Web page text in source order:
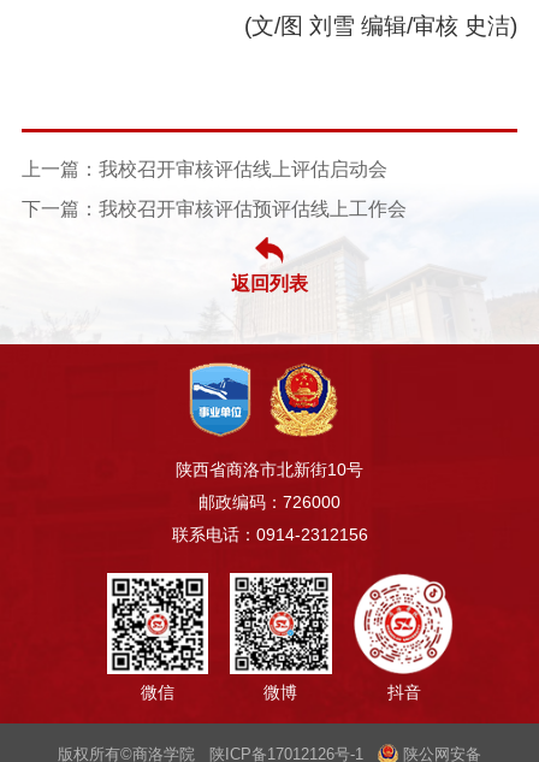
(文/图 刘雪 编辑/审核 史洁)
上一篇：我校召开审核评估线上评估启动会
下一篇：我校召开审核评估预评估线上工作会
返回列表
陕西省商洛市北新街10号
邮政编码：726000
联系电话：0914-2312156
微信 微博 抖音
版权所有©商洛学院 陕ICP备17012126号-1 陕公网安备